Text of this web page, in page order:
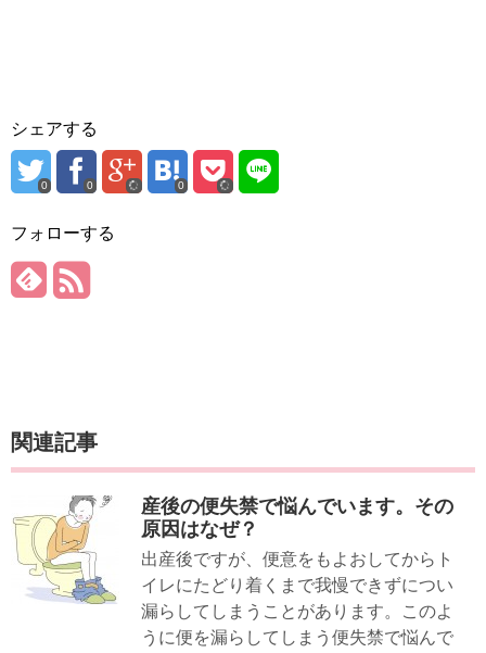
シェアする
0 0 0
フォローする
関連記事
産後の便失禁で悩んでいます。その
原因はなぜ？
出産後ですが、便意をもよおしてからト
イレにたどり着くまで我慢できずについ
漏らしてしまうことがあります。このよ
うに便を漏らしてしまう便失禁で悩んで